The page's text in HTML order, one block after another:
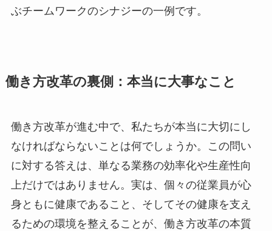
ぶチームワークのシナジーの一例です。
働き方改革の裏側：本当に大事なこと
働き方改革が進む中で、私たちが本当に大切にし
なければならないことは何でしょうか。この問い
に対する答えは、単なる業務の効率化や生産性向
上だけではありません。実は、個々の従業員が心
身ともに健康であること、そしてその健康を支え
るための環境を整えることが、働き方改革の本質